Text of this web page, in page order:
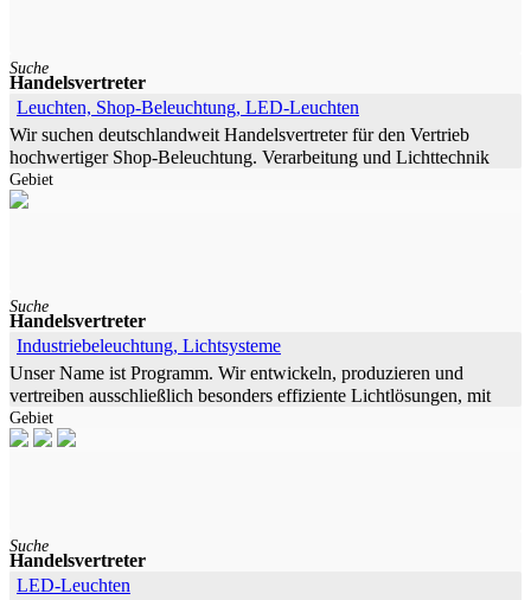
Suche
Handelsvertreter
Leuchten, Shop-Beleuchtung, LED-Leuchten
Wir suchen deutschlandweit Handelsvertreter für den Vertrieb
hochwertiger Shop-Beleuchtung. Verarbeitung und Lichttechnik
auf hohem Niveau. Es stehen für spezifische Projekte diverse
Lichtplaner
Gebiet
Suche
Handelsvertreter
Industriebeleuchtung, Lichtsysteme
Unser Name ist Programm. Wir entwickeln, produzieren und
vertreiben ausschließlich besonders effiziente Lichtlösungen, mit
denen Sie Ihre Energieeffizienz im Bereich der Beleuchtung ganz
erheblich
Gebiet
Suche
Handelsvertreter
LED-Leuchten